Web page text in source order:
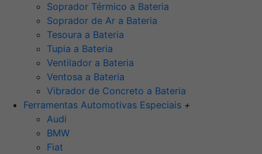
Soprador Térmico a Bateria
Soprador de Ar a Bateria
Tesoura a Bateria
Tupia a Bateria
Ventilador a Bateria
Ventosa a Bateria
Vibrador de Concreto a Bateria
Ferramentas Automotivas Especiais +
Audi
BMW
Fiat